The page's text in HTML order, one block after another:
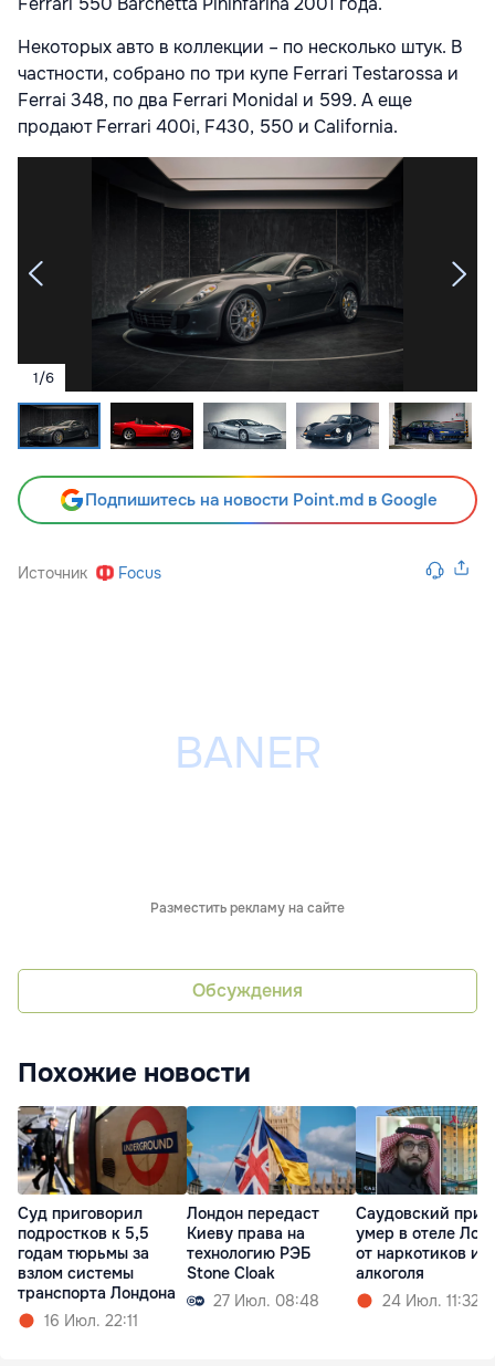
Некоторых авто в коллекции – по несколько штук. В
частности, собрано по три купе Ferrari Testarossa и
Ferrai 348, по два Ferrari Monidal и 599. А еще
продают Ferrari 400i, F430, 550 и California.
1/6
Подпишитесь на новости Point.md в Google
Источник Focus
Разместить рекламу на сайте
Обсуждения
Похожие новости
Суд приговорил
подростков к 5,5
годам тюрьмы за
взлом системы
транспорта Лондона
16 Июл. 22:11
Лондон передаст
Киеву права на
технологию РЭБ
Stone Cloak
27 Июл. 08:48
Саудовский
умер в отеле
от наркотиков и
алкоголя
24 Июл. 11:32